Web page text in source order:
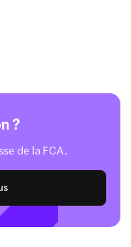
?
de la FCA.